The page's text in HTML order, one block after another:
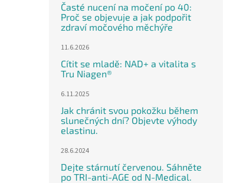
Časté nucení na močení po 40:
Proč se objevuje a jak podpořit
zdraví močového měchýře
11.6.2026
Cítit se mladě: NAD+ a vitalita s
Tru Niagen®
6.11.2025
Jak chránit svou pokožku během
slunečných dní? Objevte výhody
elastinu.
28.6.2024
Dejte stárnutí červenou. Sáhněte
po TRI-anti-AGE od N-Medical.